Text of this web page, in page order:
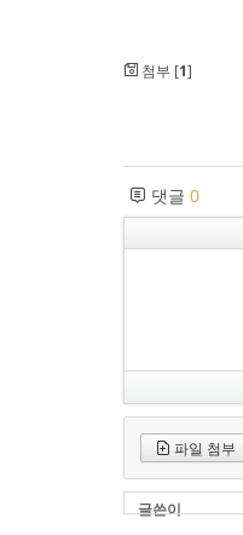
첨부 [1]
댓글 0
파일 첨부
글쓴이